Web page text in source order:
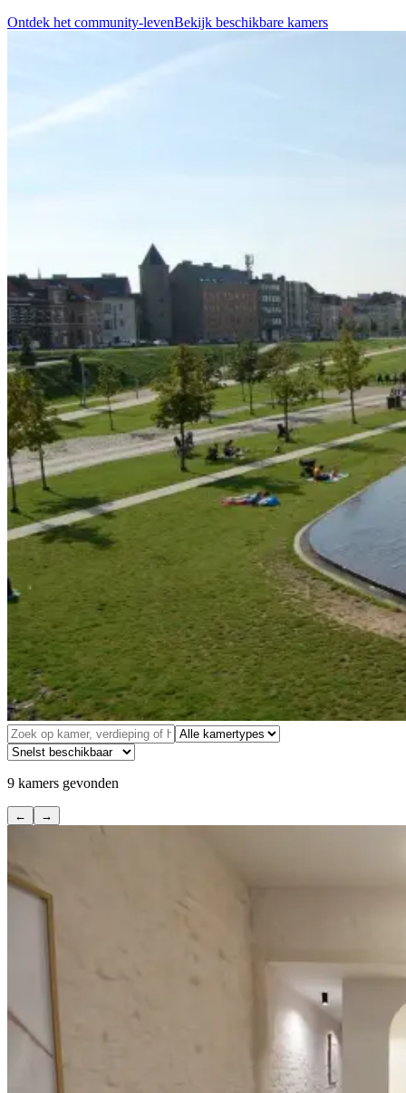
Ontdek het community-levenBekijk beschikbare kamers
9 kamers gevonden
← →